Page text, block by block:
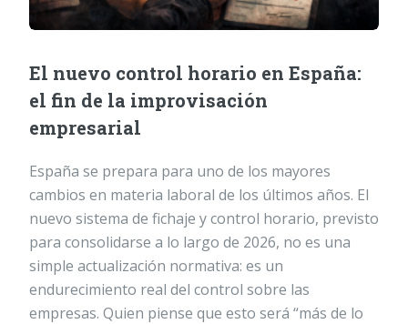
El nuevo control horario en España:
el fin de la improvisación
empresarial
España se prepara para uno de los mayores
cambios en materia laboral de los últimos años. El
nuevo sistema de fichaje y control horario, previsto
para consolidarse a lo largo de 2026, no es una
simple actualización normativa: es un
endurecimiento real del control sobre las
empresas. Quien piense que esto será “más de lo